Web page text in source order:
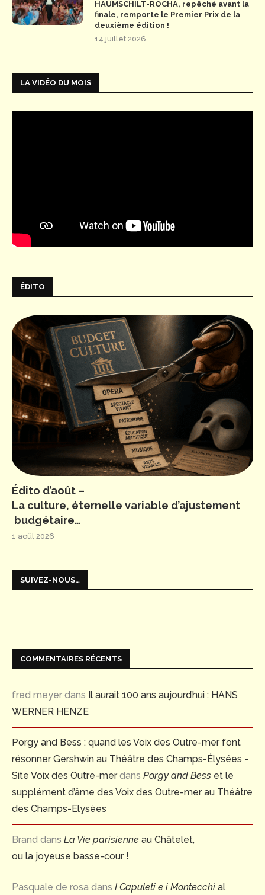
HAUMSCHILT-ROCHA, repêché avant la
finale, remporte le Premier Prix de la
deuxième édition !
14 juillet 2026
LA VIDÉO DU MOIS
ÉDITO
Édito d’août –
La culture, éternelle variable d’ajustement
budgétaire…
1 août 2026
SUIVEZ-NOUS…
COMMENTAIRES RÉCENTS
fred meyer dans Il aurait 100 ans aujourd’hui : HANS
WERNER HENZE
Porgy and Bess : quand les Voix des Outre-mer font
résonner Gershwin au Théâtre des Champs-Élysées -
Site Voix des Outre-merdans Porgy and Bess et le
supplément d’âme des Voix des Outre-mer au Théâtre
des Champs-Elysées
Brand dans La Vie parisienne au Châtelet,
ou la joyeuse basse-cour !
Pasquale de rosa dans I Capuleti e i Montecchi al